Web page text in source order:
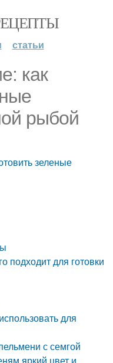
статьи
как
рыбой
зеленые
подходит для готовки
для
с семгой